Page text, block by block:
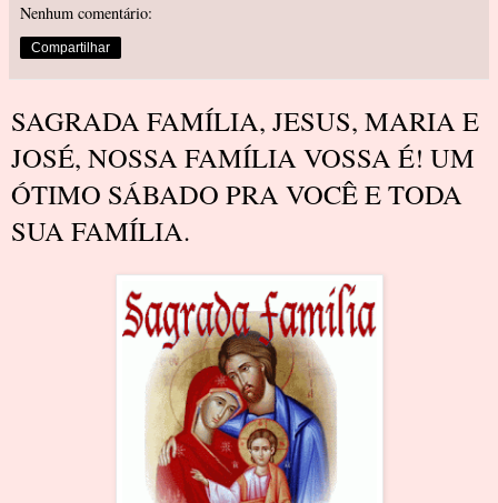
Nenhum comentário:
Compartilhar
SAGRADA FAMÍLIA, JESUS, MARIA E
JOSÉ, NOSSA FAMÍLIA VOSSA É! UM
ÓTIMO SÁBADO PRA VOCÊ E TODA
SUA FAMÍLIA.